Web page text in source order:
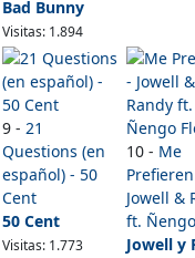
Bad Bunny
Visitas: 1.894
9 -21
Questions (en
español) - 50
Cent
50 Cent
Visitas: 1.773
10 - Me
Jowell &
ft.
Jowell y